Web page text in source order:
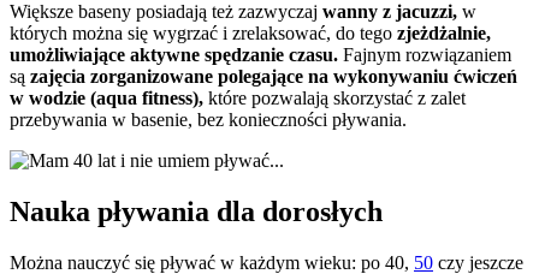
Większe baseny posiadają też zazwyczaj wanny z jacuzzi, w
których można się wygrzać i zrelaksować, do tego zjeżdżalnie,
umożliwiające aktywne spędzanie czasu. Fajnym rozwiązaniem
są zajęcia zorganizowane polegające na wykonywaniu ćwiczeń
w wodzie (aqua fitness), które pozwalają skorzystać z zalet
przebywania w basenie, bez konieczności pływania.
Nauka pływania dla dorosłych
Można nauczyć się pływać w każdym wieku: po 40, 50 czy jeszcze